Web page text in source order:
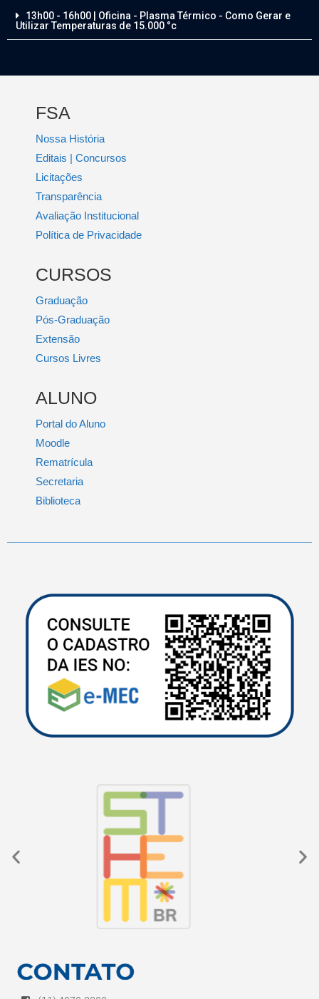
13h00 - 16h00 | Oficina - Plasma Térmico - Como Gerar e
Utilizar Temperaturas de 15.000 °c
FSA
Nossa História
Editais | Concursos
Licitações
Transparência
Avaliação Institucional
Política de Privacidade
CURSOS
Graduação
Pós-Graduação
Extensão
Cursos Livres
ALUNO
Portal do Aluno
Moodle
Rematrícula
Secretaria
Biblioteca